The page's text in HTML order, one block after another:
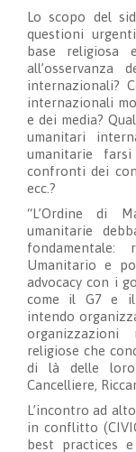
Lo scopo del
questioni
base religiosa
internazionali?
internazionali
e dei media?
umanitari
umanitarie
confronti dei
ecc.?
“L’Ordine di
umanitarie
Umanitario e
advocacy con i
come il G7 e il
intendo
religiose che
di là delle loro
Cancelliere,
L’incontro ad
in conflitto
best practices